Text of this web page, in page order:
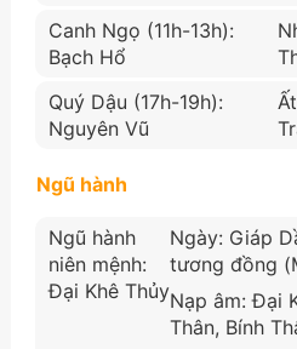
Canh Ngọ (11h-13h):
Bạch Hổ
Quý Dậu (17h-19h):
Nguyên Vũ
Ngũ hành
Ngũ hành
niên mệnh:
Đại Khê Thủy
Ngày: Giáp
tương đồng
Nạp âm: Đại
Thân, Bính